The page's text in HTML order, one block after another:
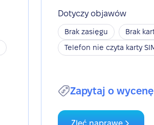
Dotyczy objawów
Brak zasięgu Brak
Telefon nie czyta karty
Zapytaj o wycenę
Zleć naprawę